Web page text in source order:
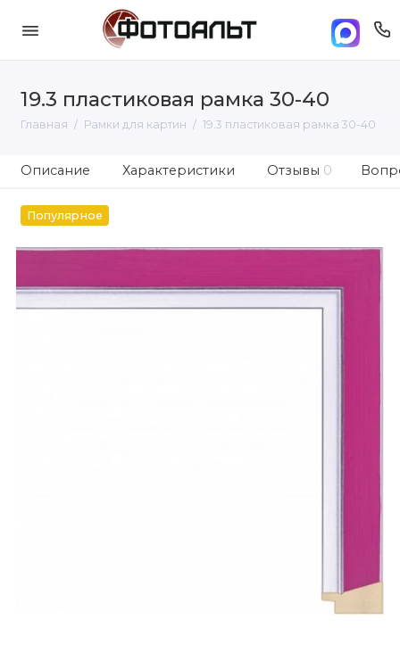
19.3 пластиковая рамка 30-40
Главная Рамки для картин 19.3 пластиковая рамка 30-40
Описание Характеристики Отзывы 0
Популярное